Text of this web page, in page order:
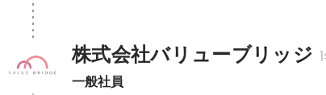
株式会社バリューブリッジ
一般社員